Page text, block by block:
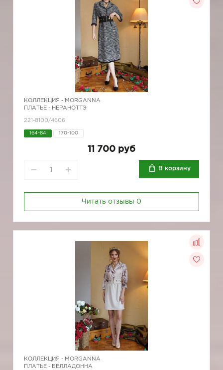
КОЛЛЕКЦИЯ - MORGANNA
ПЛАТЬЕ - НЕРАНОТТЭ
221-8100/4606
164-84 170-100
11 700 руб
В корзину
Читать отзывы 0
КОЛЛЕКЦИЯ - MORGANNA
ПЛАТЬЕ - БЕЛЛАДОННА